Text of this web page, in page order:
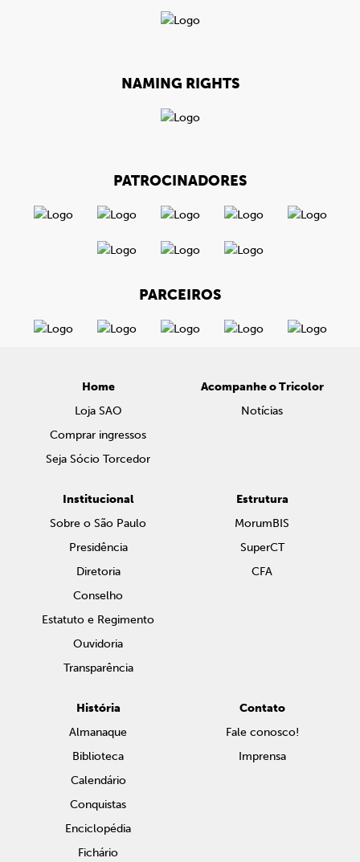
NAMING RIGHTS
PATROCINADORES
PARCEIROS
Home
Loja SAO
Comprar ingressos
Seja Sócio Torcedor
Acompanhe o Tricolor
Notícias
Institucional
Sobre o São Paulo
Presidência
Diretoria
Conselho
Estatuto e Regimento
Ouvidoria
Transparência
Estrutura
MorumBIS
SuperCT
CFA
História
Almanaque
Biblioteca
Calendário
Conquistas
Enciclopédia
Fichário
Contato
Fale conosco!
Imprensa